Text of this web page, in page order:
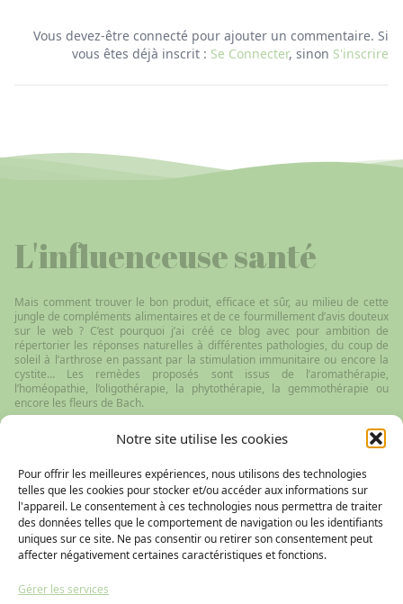
Notre site utilise les cookies
Pour offrir les meilleures expériences, nous utilisons des technologies
telles que les cookies pour stocker et/ou accéder aux informations sur
l'appareil. Le consentement à ces technologies nous permettra de traiter
des données telles que le comportement de navigation ou les identifiants
uniques sur ce site. Ne pas consentir ou retirer son consentement peut
affecter négativement certaines caractéristiques et fonctions.
Gérer les services
Vous devez-être connecté pour ajouter un commentaire. Si
vous êtes déjà inscrit : Se Connecter, sinon S'inscrire
L'influenceuse santé
Mais comment trouver le bon produit, efficace et sûr, au milieu de cette
jungle de compléments alimentaires et de ce fourmillement d’avis douteux
sur le web ? C’est pourquoi j’ai créé ce blog avec pour ambition de
répertorier les réponses naturelles à différentes pathologies, du coup de
soleil à l’arthrose en passant par la stimulation immunitaire ou encore la
cystite… Les remèdes proposés sont issus de l’aromathérapie,
l’homéopathie, l’oligothérapie, la phytothérapie, la gemmothérapie ou
encore les fleurs de Bach.
Copyright © 2026 - Tous droits réservés - L'influenceuse santé
Charte de